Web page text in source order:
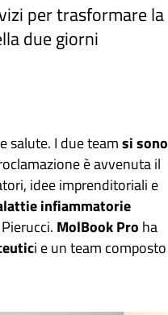
per trasformare la
due giorni
salute. I due teamsi sono
è avvenuta il
idee imprenditoriali e
infiammatorie
MolBook Pro ha
i e un team composto